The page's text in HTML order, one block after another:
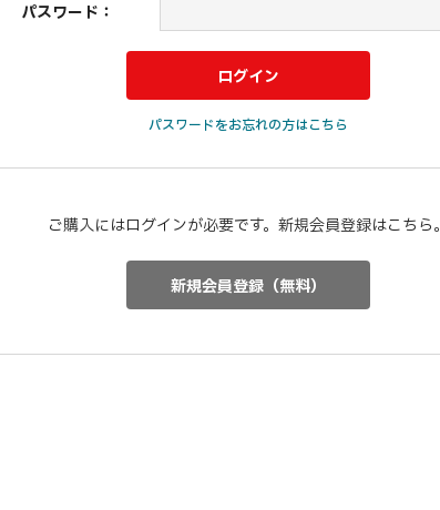
パスワード：
パスワードをお忘れの方はこちら
ご購入にはログインが必要です。新規会員登録はこちら。